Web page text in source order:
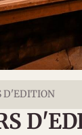
D'EDITION